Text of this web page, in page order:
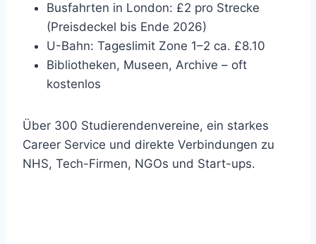
Busfahrten in London: £2 pro Strecke
(Preisdeckel bis Ende 2026)
U-Bahn: Tageslimit Zone 1–2 ca. £8.10
Bibliotheken, Museen, Archive – oft
kostenlos
Über 300 Studierendenvereine, ein starkes
Career Service und direkte Verbindungen zu
NHS, Tech-Firmen, NGOs und Start-ups.